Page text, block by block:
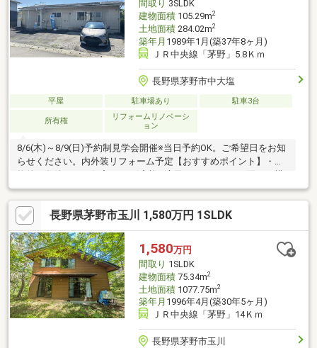
用できる状態です。
間取り 3SLDK
建物面積105.29m2
土地面積284.02m2
築年月 1989年1月(築37年8ヶ月)
ＪＲ中央線「茅野」5.8Ｋｍ
長野県茅野市中大塩
平屋 駐車場あり 駐車3台
所有権
リフォームリノベーシ
ョン
8/6(木)～8/9(日)予約制見学会開催※当日予約OK。ご希望日をお知
らせください。内外装リフォーム予定【おすすめポイント】・本
造上主要な部分の欠陥や・腐食、給排水管の故障や漏水について
お引渡しより２年間保証・シロアリ防除工事施工後5年間保証・お
客様に合わせたローンの組み方や金融機関をご提案。住宅ローン
が初めての方でもお気軽にご相談ください【周辺施設】・茅野市
立豊平小学校2600ｍ（徒歩33分）・茅野市立北部中学校3000ｍ
（徒歩38分/自転車12分）・ザ・ビッグ茅野店店様23
長野県茅野市玉川 1,580万円 1SLDK
1,580万円
間取り 1SLDK
建物面積75.34m2
土地面積1077.75m2
築年月 1996年4月(築30年5ヶ月)
ＪＲ中央線「茅野」14Ｋｍ
長野県茅野市玉川